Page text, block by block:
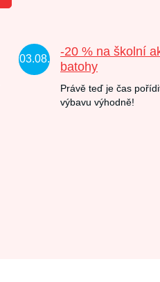
03.08.
-20 % na školní
batohy
Právě teď je čas
výbavu výhodně!